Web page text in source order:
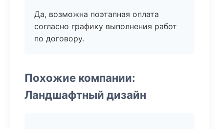
Да, возможна поэтапная оплата
согласно графику выполнения работ
по договору.
Похожие компании:
Ландшафтный дизайн